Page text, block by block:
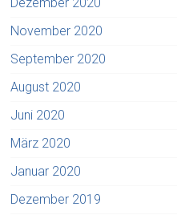
Dezember 2020
November 2020
September 2020
August 2020
Juni 2020
März 2020
Januar 2020
Dezember 2019